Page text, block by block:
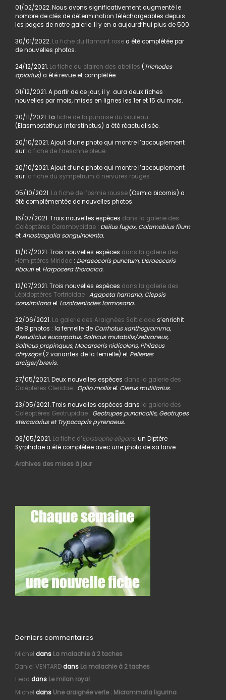
01/02/2022. Nous avons significativement augmenté le
nombre de clés de détermination téléchargeables depuis
les pages de notre galerie. Il y en a aujourd’hui plus de 500.
30/01/2022. La fiche du flamant rosea été complétée par
de nouvelles photos.
24/12/2021. La fiche du clairon des abeilles ( Trichodes
apiarius) a été revue et complétée.
01/12/2021. A partir de ce jour, il y aura deux fiches
nouvelles par mois, mises en lignes les 1er et 15 du mois.
20/11/2021. La fiche de la punaise du bouleau
(Elasmostethus interstinctus) a été réactualisée.
20/10/2021. Ajout d’une photo qui montre l’accouplement
sur la fiche de l’aeschne bleue.
20/10/2021. Ajout d’une photo qui montre l’accouplement
sur la fiche du sympetrum à nervures rouges.
05/10/2021. La fiche de l’osmie rousse(Osmia bicornis) a
été complémentée de nouvelles photos.
16/07/2021. Trois nouvelles espèces dans la galerie des
Coléoptères Cerambycidae: Deilus fugax, Calamobius filum
etAnastragalia sanguinolenta.
13/07/2021. Trois nouvelles espèces dans la galerie des
Hémiptères Miridae: Deraeocoris punctum, Deraeocoris
ribautiet Harpocera thoracica.
12/07/2021. Trois nouvelles espèces dans la galerie des
Lépidoptères Tortricidae: Agapeta hamana, Clepsis
consimilanaet Lozotaeniodes formosana.
22/06/2021. La galerie des Araignées Salticidaes’enrichit
de 8 photos : la femelle de Carrhotus xanthogramma,
Pseudicius eucarpatus, Salticus mutabilis/zebraneus,
Salticus propinquus, Macaroeris nidicolens, Philaeus
chrysops(2 variantes de la femelle) et Pellenes
arciger/brevis.
27/05/2021. Deux nouvelles espèces dans la galerie des
Coléptères Cleridae: Opilo molliset Clerus mutillarius.
23/05/2021. Trois nouvelles espèces dans la galerie des
Coléoptères Geotrupidae: Geotrupes puncticollis, Geotrupes
stercorarius et Trypocopris pyrenaeus.
03/05/2021. La fiche d’Epistrophe eligans,un Diptère
Syrphidae a été complétée avec une photo de sa larve.
Archives des mises à jour
Derniers commentaires
Michel dans La malachie à 2 taches
Daniel VENTARDdans La malachie à 2 taches
Fedd dans Le milan royal
Michel dans Une araignée verte : Micrommata ligurina